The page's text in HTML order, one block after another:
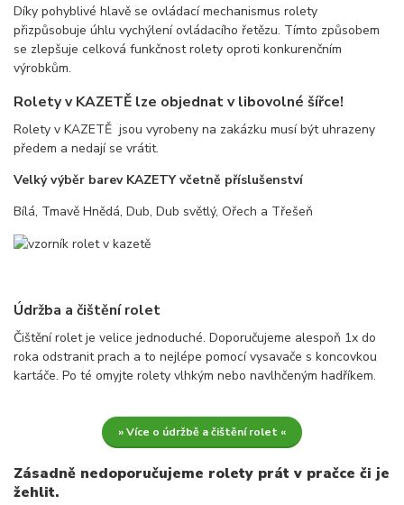
Díky pohyblivé hlavě se ovládací mechanismus rolety
přizpůsobuje úhlu vychýlení ovládacího řetězu. Tímto způsobem
se zlepšuje celková funkčnost rolety oproti konkurenčním
výrobkům.
Rolety v KAZETĚ lze objednat v libovolné šířce!
Rolety v KAZETĚ jsou vyrobeny na zakázku musí být uhrazeny
předem a nedají se vrátit.
Velký výběr barev KAZETY včetně příslušenství
Bílá, Tmavě Hnědá, Dub, Dub světlý, Ořech a Třešeň
Údržba a čištění rolet
Čištění rolet je velice jednoduché. Doporučujeme alespoň 1x do
roka odstranit prach a to nejlépe pomocí vysavače s koncovkou
kartáče. Po té omyjte rolety vlhkým nebo navlhčeným hadříkem.
» Více o údržbě a čištění rolet «
Zásadně nedoporučujeme rolety prát v pračce či je
žehlit.